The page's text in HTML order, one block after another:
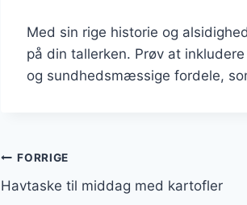
Med sin rige historie og
på din tallerken. Prøv at
og sundhedsmæssige fordele,
Indlægsnavigation
FORRIGE
Havtaske til middag med kartofler